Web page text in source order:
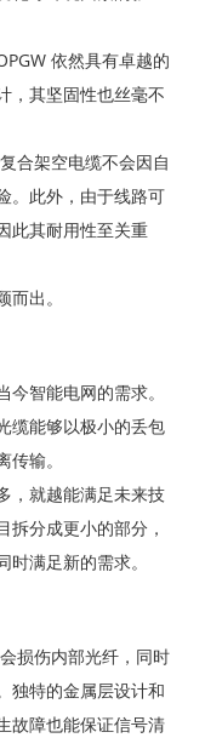
依然具有卓越的
，其坚固性也丝毫不
合架空电缆不会因自
。此外，由于线路可
此其耐用性至关重
出。
智能电网的需求。
缆能够以极小的丢包
输。
，就越能满足未来技
拆分成更小的部分，
满足新的需求。
损伤内部光纤，同时
独特的金属层设计和
故障也能保证信号清